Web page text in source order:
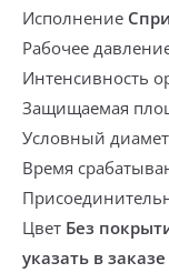
Исполнение
Рабочее
Интенсивность
Защищаемая
Условный
Время
Цвет Без
указать в заказе